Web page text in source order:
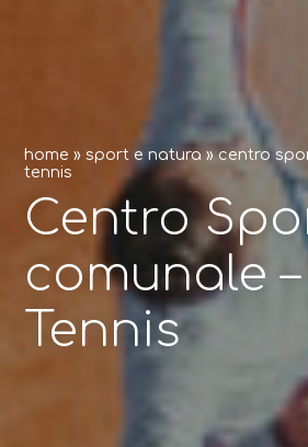
home »sport e natura »centro
tennis
Centro
comunale –
Tennis